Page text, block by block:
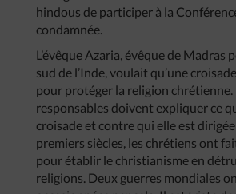
hindous de participer à la
condamnée.
L’évêque Azaria, évêque de Madras
sud de l’Inde, voulait qu’une
pour protéger la religion chrétienne.
responsables doivent expliquer ce
croisade et contre qui elle est dirigée
premiers siècles, les chrétiens ont
pour établir le christianisme en
religions. Deux guerres mondiales